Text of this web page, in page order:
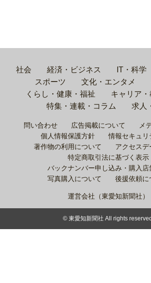
社会 経済・ビジネス IT・科学
スポーツ
文化・エンタメ
くらし・健康・福祉
キャリア
特集・連載・コラム
求人
問い合わせ 広告掲載について
メ
個人情報保護方針
情報セキュリ
著作物の利用について
アクセス
特定商取引法に基づく表示
バックナンバー申し込み・購入店
写真購入について
後援依頼に
運営会社（東愛知新聞社）
© 東愛知新聞社 All rights